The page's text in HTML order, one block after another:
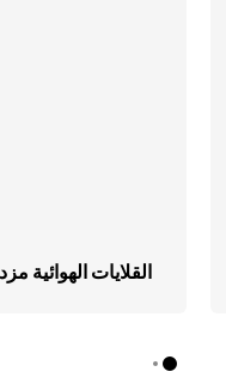
القلايات الهوائية